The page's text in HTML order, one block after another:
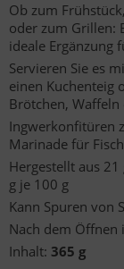
Ob zum
oder zum Grillen:
ideale Ergänzung
Servieren Sie es
einen Kuchenteig
Brötchen,
Ingwerkonfitüren
Marinade für
Hergestellt aus
g je 100 g
Kann Spuren von
Nach dem Öffnen
Inhalt: 365 g